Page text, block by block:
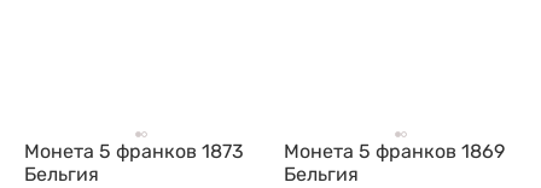
Монета 5 франков 1873
Бельгия
Монета 5 франков 1869
Бельгия